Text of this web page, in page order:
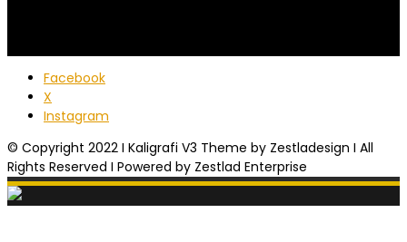
Facebook
X
Instagram
© Copyright 2022 I Kaligrafi V3 Theme by Zestladesign I All
Rights Reserved I Powered by Zestlad Enterprise